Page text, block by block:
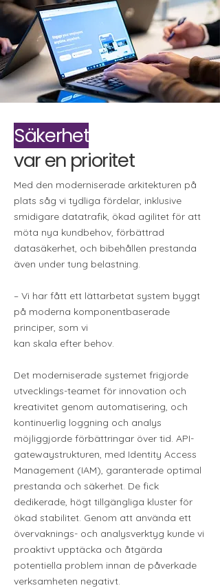
Säkerhet
var en prioritet
Med den moderniserade arkitekturen på
plats såg vi tydliga fördelar, inklusive
smidigare datatrafik, ökad agilitet för att
möta nya kundbehov, förbättrad
datasäkerhet, och bibehållen prestanda
även under tung belastning.
– Vi har fått ett lättarbetat system byggt
på moderna komponentbaserade
principer, som vi
kan skala efter behov.
Det moderniserade systemet frigjorde
utvecklings-teamet för innovation och
kreativitet genom automatisering, och
kontinuerlig loggning och analys
möjliggjorde förbättringar över tid. API-
gatewaystrukturen, med Identity Access
Management (IAM), garanterade optimal
prestanda och säkerhet. De fick
dedikerade, högt tillgängliga kluster för
ökad stabilitet. Genom att använda ett
övervaknings- och analysverktyg kunde vi
proaktivt upptäcka och åtgärda
potentiella problem innan de påverkade
verksamheten negativt.